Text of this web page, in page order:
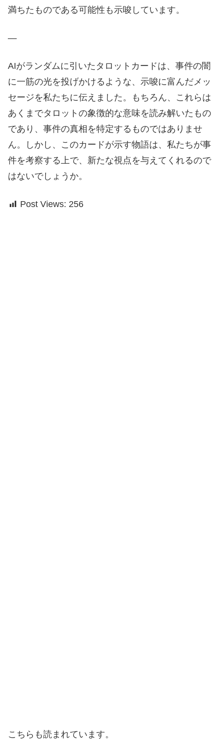
満ちたものである可能性も示唆しています。
—
AIがランダムに引いたタロットカードは、事件の闇
に一筋の光を投げかけるような、示唆に富んだメッ
セージを私たちに伝えました。もちろん、これらは
あくまでタロットの象徴的な意味を読み解いたもの
であり、事件の真相を特定するものではありませ
ん。しかし、このカードが示す物語は、私たちが事
件を考察する上で、新たな視点を与えてくれるので
はないでしょうか。
Post Views: 256
こちらも読まれています。